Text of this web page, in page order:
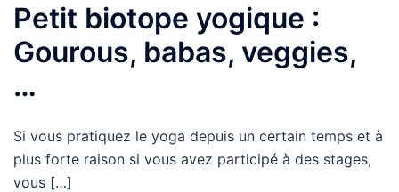
Petit biotope yogique :
Gourous, babas, veggies,
…
Si vous pratiquez le yoga depuis un certain temps et à
plus forte raison si vous avez participé à des stages,
vous […]